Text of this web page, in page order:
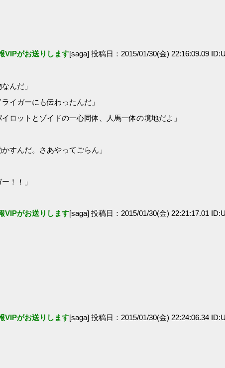
VIPがお送りします[saga] 投稿日：2015/01/30(金) 22:16:09.09
んだ」
イガーにも伝わったんだ」
ロットとゾイドの一心同体、人馬一体の境地だよ」
すんだ。さあやってごらん」
！！」
VIPがお送りします[saga] 投稿日：2015/01/30(金) 22:21:17.01
VIPがお送りします[saga] 投稿日：2015/01/30(金) 22:24:06.34